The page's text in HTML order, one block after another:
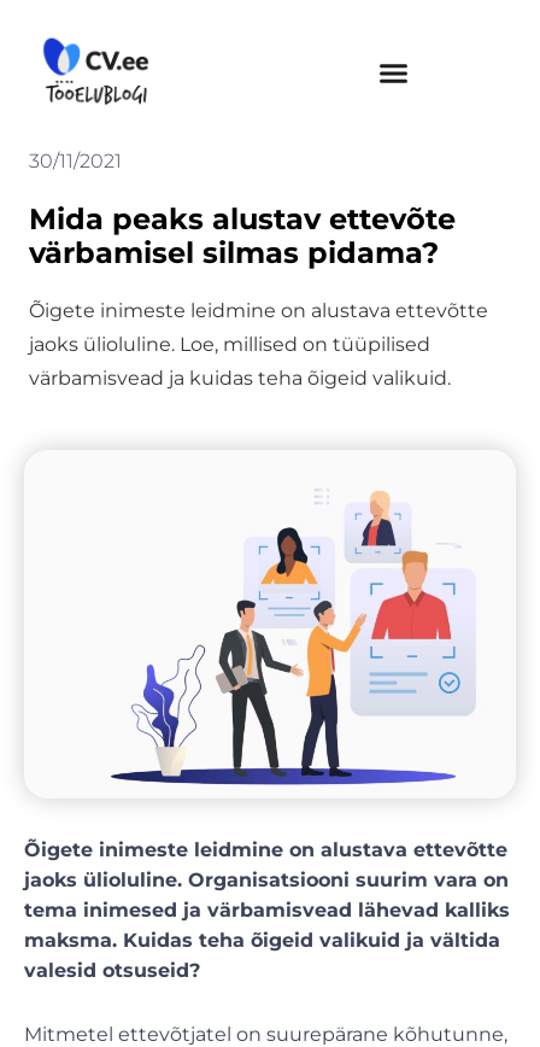
content
30/11/2021
Mida peaks alustav ettevõte
värbamisel silmas pidama?
Õigete inimeste leidmine on alustava ettevõtte
jaoks ülioluline. Loe, millised on tüüpilised
värbamisvead ja kuidas teha õigeid valikuid.
Õigete inimeste leidmine on alustava ettevõtte
jaoks ülioluline. Organisatsiooni suurim vara on
tema inimesed ja värbamisvead lähevad kalliks
maksma. Kuidas teha õigeid valikuid ja vältida
valesid otsuseid?
Mitmetel ettevõtjatel on suurepärane kõhutunne,